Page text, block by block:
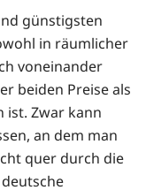
günstigsten
in räumlicher
voneinander
beiden Preise als
ist. Zwar kann
an dem man
quer durch die